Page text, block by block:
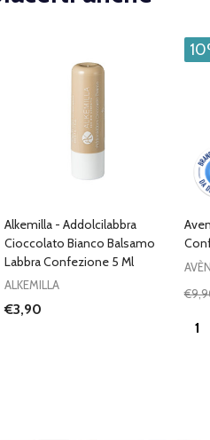
Alkemilla - Addolcilabbra
Cioccolato Bianco Balsamo
Labbra Confezione 5 Ml
ALKEMILLA
€3,90